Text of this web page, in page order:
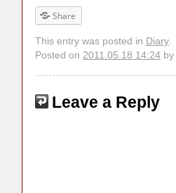
Share
This entry was posted in Diary
Posted on 2011.05.18 14:24 by
Leave a Reply